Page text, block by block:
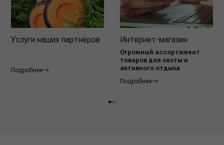
Услуги наших партнёров
Подробнее
Интернет-магазин
Огромный ассортимент
товаров для охоты и
активного отдыха
Подробнее